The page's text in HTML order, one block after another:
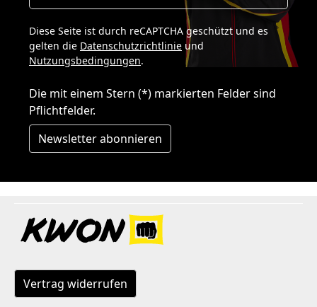
Diese Seite ist durch reCAPTCHA geschützt und es
gelten die Datenschutzrichtlinie und
Nutzungsbedingungen.
Die mit einem Stern (*) markierten Felder sind
Pflichtfelder.
Newsletter abonnieren
Vertrag widerrufen